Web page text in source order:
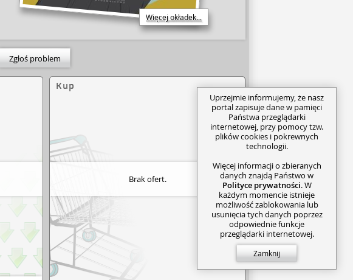
Więcej okładek...
Zgłoś problem
Kup
Brak ofert.
Uprzejmie informujemy, że nasz
portal zapisuje dane w pamięci
Państwa przeglądarki
internetowej, przy pomocy tzw.
plików cookies i pokrewnych
technologii.
Więcej informacji o zbieranych
danych znajdą Państwo w
Polityce prywatności. W
każdym momencie istnieje
możliwość zablokowania lub
usunięcia tych danych poprzez
odpowiednie funkcje
przeglądarki internetowej.
Zamknij